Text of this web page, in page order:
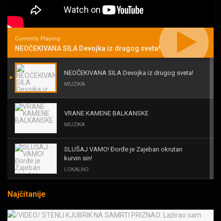
Currently Playing
NEOČEKIVANA SILA Devojka iz drugog sveta!
NEOČEKIVANA SILA Devojka iz drugog sveta!
MUZIKA
VRANE KAMENE BALKANSKE
MUZIKA
SLUŠAJ VAMO! Đorđe je Zajeban okrutan
kurvin sin!
LOKALNO
Najčitanije